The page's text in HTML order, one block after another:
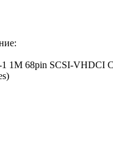
1M 68pin SCSI-VHDCI